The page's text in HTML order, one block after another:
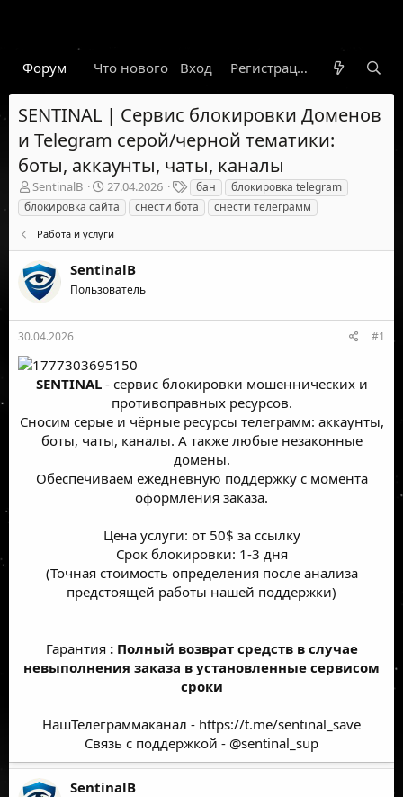
Форум Что нового Гарант Новости
Вход Регистрация
SENTINAL | Сервис блокировки Доменов
и Telegram серой/черной тематики:
боты, аккаунты, чаты, каналы
А
в
т
о
р
т
е
м
SentinalB
Д
а
т
а
н
а
а
27.04.2026
Т
е
г
бан
блокировка telegram
блокировка сайта
снести бота снести телеграмм
Работа и услуги
SentinalB
Пользователь
30.04.2026 #1
SENTINAL- сервис блокировки мошеннических и
противоправных ресурсов.
Сносим серые и чёрные ресурсы телеграмм: аккаунты,
боты, чаты, каналы. А также любые незаконные
домены.
Обеспечиваем ежедневную поддержку с момента
оформления заказа.
Цена услуги: от 50$ за ссылку
Срок блокировки: 1-3 дня
(Точная стоимость определения после анализа
предстоящей работы нашей поддержки)
Гарантия: Полный возврат средств в случае
невыполнения заказа в установленные сервисом
сроки
НашТелеграммаканал - https://t.me/sentinal_save
Связь с поддержкой - @sentinal_sup​
SentinalB